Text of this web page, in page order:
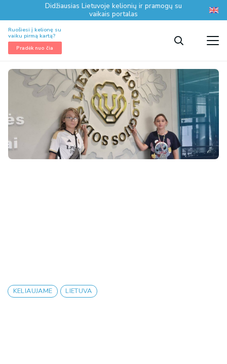
Didžiausias Lietuvoje kelionių ir pramogų su
vaikais portalas
Ruošiesi į kelionę su
vaiku pirmą kartą?
Pradėk nuo čia
KELIAUJAME LIETUVA